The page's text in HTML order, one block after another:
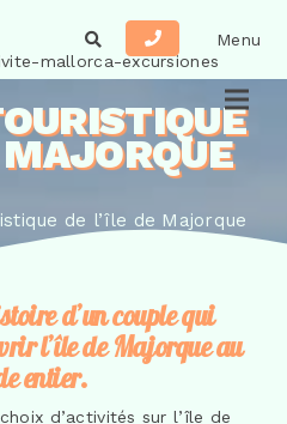
Menu
MAJORQUE
de l’île de Majorque
d’un couple qui
l’île de Majorque au
entier.
d’activités sur l’île de